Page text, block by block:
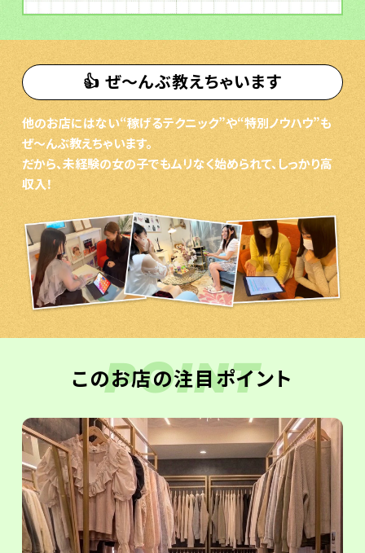
👍 ぜ〜んぶ教えちゃいます
他のお店にはない“稼げるテクニック”や“特別ノウハウ”も
ぜ〜んぶ教えちゃいます。
だから、未経験の女の子でもムリなく始められて、しっかり高
収入！
このお店の注目ポイント
POINT